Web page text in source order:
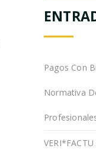
Pagos Con
Normativa